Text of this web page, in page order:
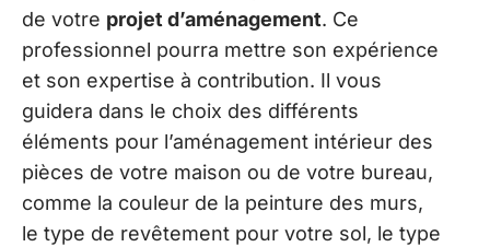
de votre projet d’aménagement. Ce
professionnel pourra mettre son expérience
et son expertise à contribution. Il vous
guidera dans le choix des différents
éléments pour l’aménagement intérieur des
pièces de votre maison ou de votre bureau,
comme la couleur de la peinture des murs,
le type de revêtement pour votre sol, le type